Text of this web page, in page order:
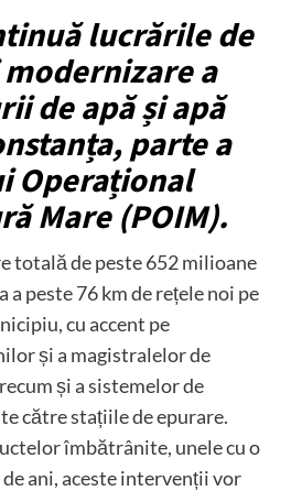
lucrările de
a
de apă și apă
parte a
Operațional
Mare (POIM).
totală de peste 652 milioane
a peste 76 km de rețele noi pe
cu accent pe
și a magistralelor de
și a sistemelor de
către stațiile de epurare.
îmbătrânite, unele cu o
ani, aceste intervenții vor